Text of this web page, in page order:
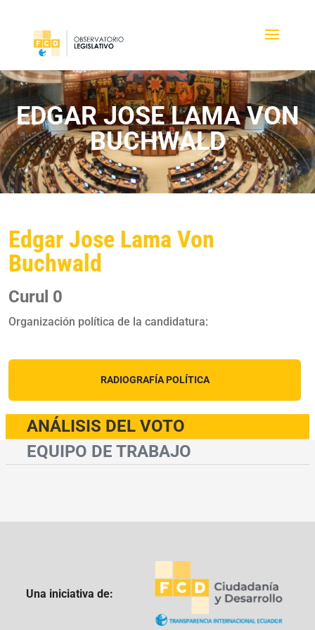
EDGAR JOSE LAMA VON
BUCHWALD
Edgar Jose Lama Von
Buchwald
Curul 0
Organización política de la candidatura:
RADIOGRAFÍA POLÍTICA
ANÁLISIS DEL VOTO
EQUIPO DE TRABAJO
Una iniciativa de: